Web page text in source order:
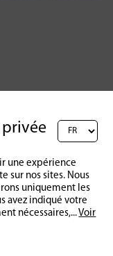
privée
une expérience
sur nos sites. Nous
uniquement les
avez indiqué votre
nécessaires,...Voir